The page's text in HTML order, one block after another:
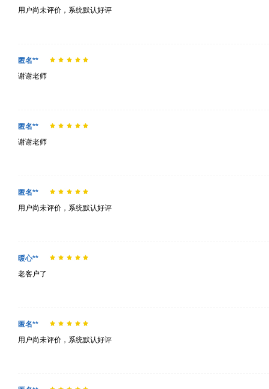
用户尚未评价，系统默认好评
匿名**
谢谢老师
匿名**
谢谢老师
匿名**
用户尚未评价，系统默认好评
暖心**
老客户了
匿名**
用户尚未评价，系统默认好评